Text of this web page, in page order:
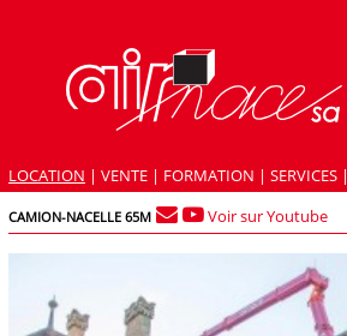
LOCATION | VENTE | FORMATION | SERVICES |
CAMION-NACELLE 65M Voir sur Youtube